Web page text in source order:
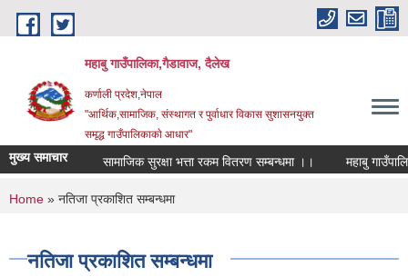
Skip to main content
महाबु गाउँपालिका,गैडावाज, दैलेख
कर्णाली प्रदेश,नेपाल
"आर्थिक,सामाजिक, संस्थागत र पुर्वाधार विकास सुशासनयुक्त
समृद्ध गाउँपालिकाकाे आधार"
मुख्य समाचार सामाजिक सुरक्षा भत्ता रकम वितरण सम्बन्धमा ।।
You are here
Home » नतिजा प्रकाशित सम्बन्धमा
नतिजा प्रकाशित सम्बन्धमा